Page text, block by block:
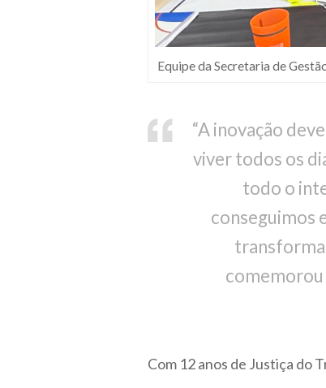
Equipe da Secretaria de
“A inovação
viver todos os
todo o
conseguimos
comemorou
Com 12 anos de Justiça do